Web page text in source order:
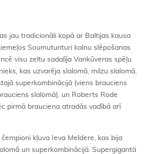
jau tradicionāli kopā ar Baltijas kausa
Soumutunturi kalnu slēpošanas
visu zeltu sadalīja Vankūveras spēļu
kas uzvarēja slalomā, milzu slalomā,
superkombinācijā (viens brauciens
slalomā), un Roberts Rode
pirmā brauciena atradās vadībā arī
kļuva Ieva Meldere, kas bija
un superkombinācijā. Supergigantā